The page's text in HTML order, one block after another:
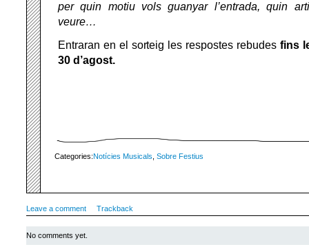
per quin motiu vols guanyar l’entrada, quin
veure…
Entraran en el sorteig les respostes rebudes fins
30 d’agost.
Categories:Notícies Musicals Sobre Festius
Leave a comment Trackback
No comments yet.